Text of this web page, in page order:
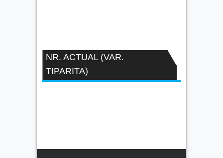
NR. ACTUAL (VAR.
TIPARITA)